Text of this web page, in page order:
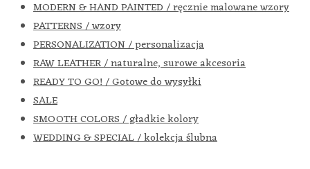
MODERN & HAND PAINTED / ręcznie malowane wzory
PATTERNS / wzory
PERSONALIZATION / personalizacja
RAW LEATHER / naturalne, surowe akcesoria
READY TO GO! / Gotowe do wysyłki
SALE
SMOOTH COLORS / gładkie kolory
WEDDING & SPECIAL / kolekcja ślubna